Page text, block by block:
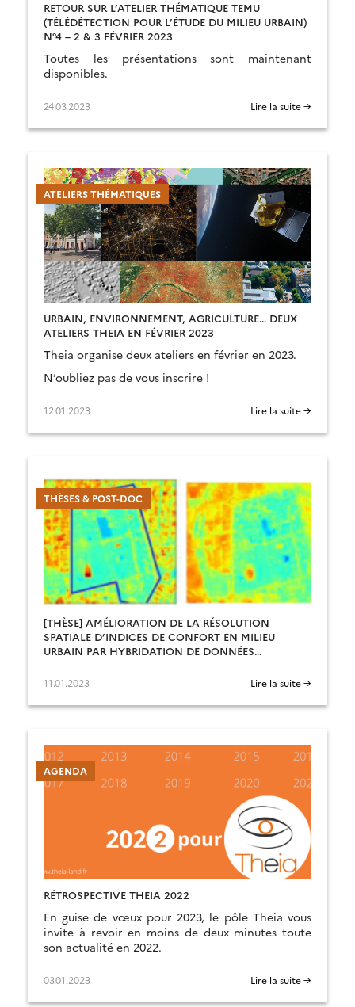
RETOUR SUR L’ATELIER THÉMATIQUE TEMU
(TÉLÉDÉTECTION POUR L’ÉTUDE DU MILIEU URBAIN)
N°4 – 2 & 3 FÉVRIER 2023
Toutes les présentations sont maintenant
disponibles.
24.03.2023 Lire la suite →
ATELIERS THÉMATIQUES
URBAIN, ENVIRONNEMENT, AGRICULTURE… DEUX
ATELIERS THEIA EN FÉVRIER 2023
Theia organise deux ateliers en février en 2023.
N’oubliez pas de vous inscrire !
12.01.2023 Lire la suite →
THÈSES & POST-DOC
[THÈSE] AMÉLIORATION DE LA RÉSOLUTION
SPATIALE D’INDICES DE CONFORT EN MILIEU
URBAIN PAR HYBRIDATION DE DONNÉES
11.01.2023 Lire la suite →
AGENDA
RÉTROSPECTIVE THEIA 2022
En guise de vœux pour 2023, le pôle Theia vous
invite à revoir en moins de deux minutes toute
son actualité en 2022.
03.01.2023 Lire la suite →